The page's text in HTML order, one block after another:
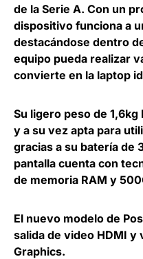
de la Serie A. Con un
dispositivo funciona a
destacándose dentro
equipo pueda realizar
convierte en la laptop
Su ligero peso de
y a su vez apta para
gracias a su batería de
pantalla cuenta con
de memoria RAM y
El nuevo modelo de
salida de video HDMI y
Graphics.